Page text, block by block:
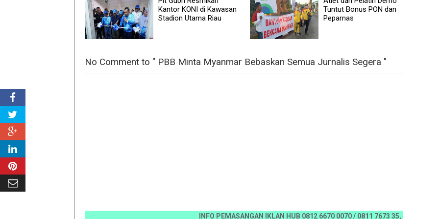
Kantor KONI di Kawasan
Stadion Utama Riau
Tuntut Bonus PON dan
Peparnas
No Comment to " PBB Minta Myanmar Bebaskan Semua Jurnalis Segera "
INFO PEMASANGAN IKLAN HUB 0812 6670 0070 / 0811 7673 35,